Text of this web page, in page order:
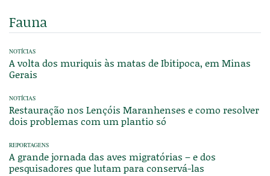
Fauna
NOTÍCIAS
A volta dos muriquis às matas de Ibitipoca, em Minas
Gerais
NOTÍCIAS
Restauração nos Lençóis Maranhenses e como resolver
dois problemas com um plantio só
REPORTAGENS
A grande jornada das aves migratórias – e dos
pesquisadores que lutam para conservá-las